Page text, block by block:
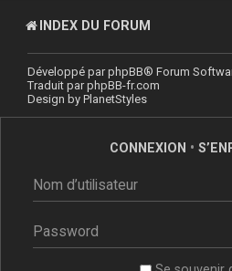
INDEX DU FORUM
Développé parphpBB® Forum
Traduit parphpBB-fr.com
Design by PlanetStyles
CONNEXION •